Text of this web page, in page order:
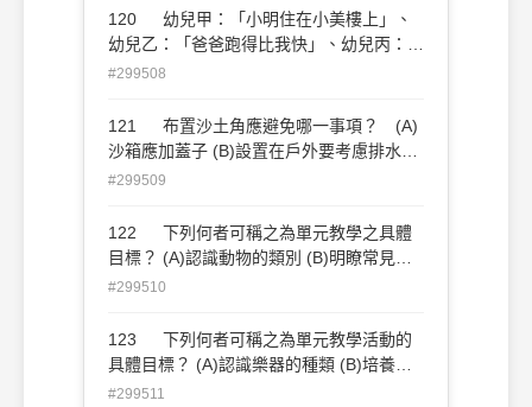
～10；4.能用手一對一點數，但無法說出正
確數目 (A)3.→2.→4.→1.
120 幼兒甲：「小明住在小美樓上」、
幼兒乙：「爸爸跑得比我快」、幼兒丙：
「麗麗喜歡唱歌」、幼兒丁：「奇奇身高是
概念？ (A)乙丙丁 (B)乙丙 (C)甲丙
丁 (D)甲乙丁。
#299508
121 布置沙土角應避免哪一事項？ (A)
沙箱應加蓋子 (B)設置在戶外要考慮排水
(C)設計風口處 (D)要經常翻鬆沙土。
#299509
122 下列何者可稱之為單元教學之具體
目標？ (A)認識動物的類別 (B)明瞭常見動
物的習性 (C)能說出三種不同動物名稱 (D)
#299510
123 下列何者可稱之為單元教學活動的
具體目標？ (A)認識樂器的種類 (B)培養幼
兒欣賞音樂的能力 (C)能分辨大聲小聲 (D)
#299511